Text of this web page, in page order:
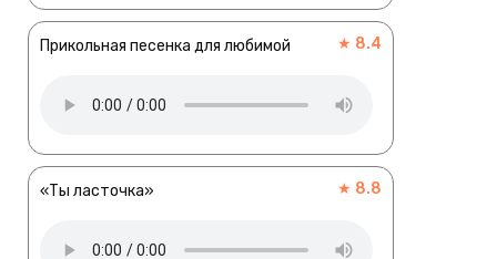
Прикольная песенка для любимой ★ 8.4
«Ты ласточка» ★ 8.8